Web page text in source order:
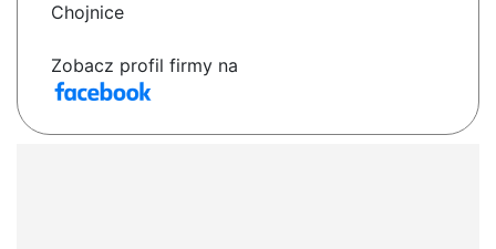
Chojnice
Zobacz profil firmy na